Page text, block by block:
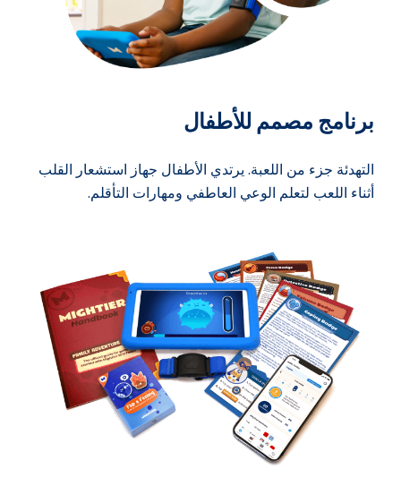
برنامج مصمم للأطفال
التهدئة جزء من اللعبة.يرتدي الأطفال جهاز استشعار القلب
أثناء اللعب لتعلم الوعي العاطفي ومهارات التأقلم.